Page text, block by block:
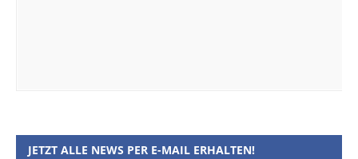
JETZT ALLE NEWS PER E-MAIL ERHALTEN!